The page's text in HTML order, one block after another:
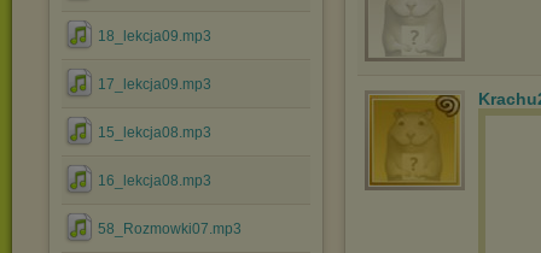
18_lekcja09.mp3
17_lekcja09.mp3
15_lekcja08.mp3
16_lekcja08.mp3
58_Rozmowki07.mp3